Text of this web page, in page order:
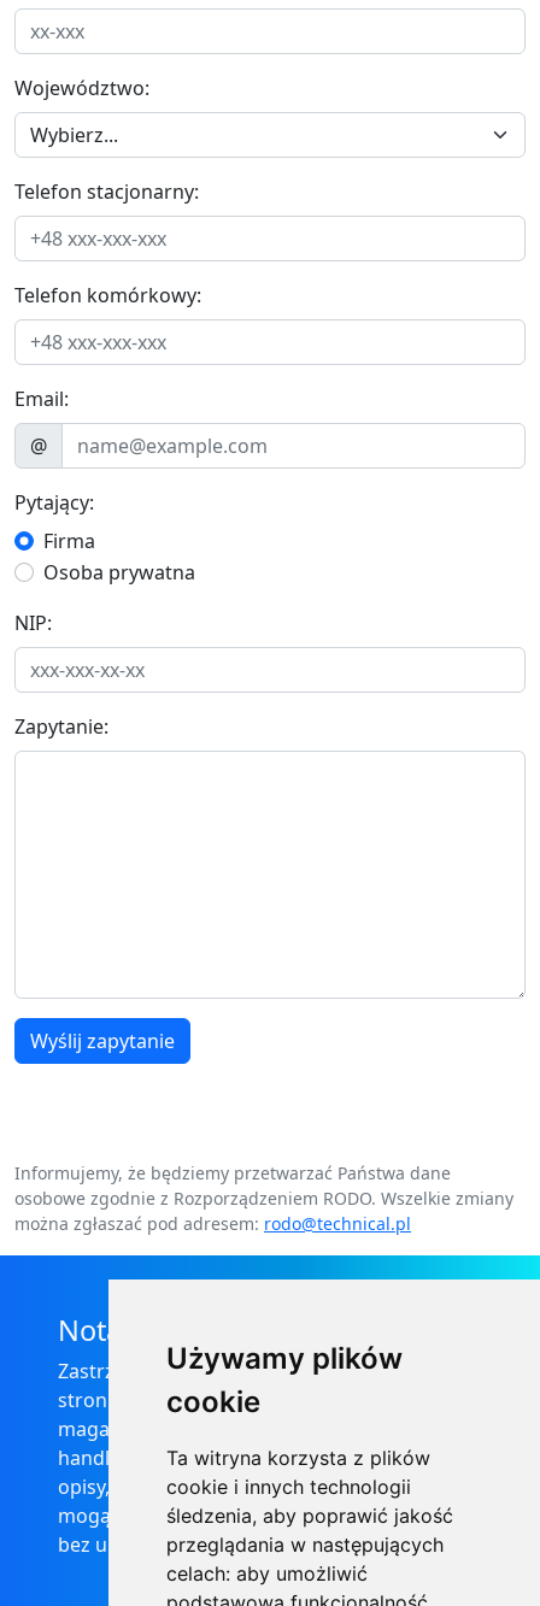
Używamy plików
cookie
Ta witryna korzysta z plików
cookie i innych technologii
śledzenia, aby poprawić jakość
przeglądania w następujących
celach: aby umożliwić
Województwo:
Telefon stacjonarny:
Telefon komórkowy:
Email:
@
Pytający:
Firma
Osoba prywatna
NIP:
Zapytanie:
Wyślij zapytanie
Informujemy, że będziemy przetwarzać Państwa dane
osobowe zgodnie z Rozporządzeniem RODO. Wszelkie zmiany
można zgłaszać pod adresem: rodo@technical.pl
Nota prawna
Zastrzega się, że informacje zamieszczone na
stronie internetowej https://informator-
magazynowy.technical.pl/ nie stanowią oferty
handlowej w rozumieniu prawa, ponadto
opisy, dane techniczne i pozostałe informacje
mogą ulec zmianie bez podania przyczyny i
bez uprzedzenia.